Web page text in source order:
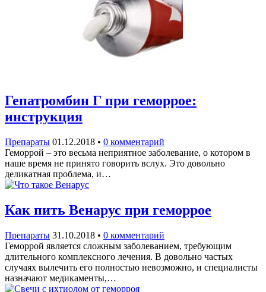
Гепатромбин Г при геморрое:
инструкция
Препараты 01.12.2018 • 0 комментарий
Геморрой – это весьма неприятное заболевание, о котором в
наше время не принято говорить вслух. Это довольно
деликатная проблема, и…
Как пить Венарус при геморрое
Препараты 31.10.2018 • 0 комментарий
Геморрой является сложным заболеванием, требующим
длительного комплексного лечения. В довольно частых
случаях вылечить его полностью невозможно, и специалисты
назначают медикаменты,…